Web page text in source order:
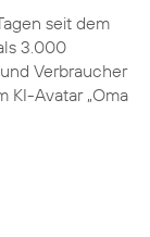
seit dem
3.000
Verbraucher
KI-Avatar „Oma